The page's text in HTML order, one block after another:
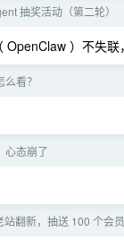
抽奖活动（第二轮）
）不失联
看？
心态崩了
翻新，抽送 100 个会员